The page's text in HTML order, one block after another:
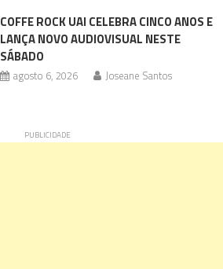
COFFE ROCK UAI CELEBRA CINCO ANOS E
LANÇA NOVO AUDIOVISUAL NESTE
SÁBADO
agosto 6, 2026 Joseane Santos